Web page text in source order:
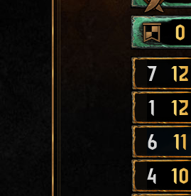
0
7 12
1 12
6 11
4 10